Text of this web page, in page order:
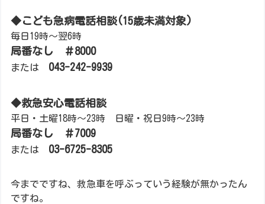
◆こども急病電話相談(15歳未満対象)
毎日19時～翌6時
局番なし ＃8000
または 043-242-9939
◆救急安心電話相談
平日・土曜18時～23時 日曜・祝日9時～23時
局番なし ＃7009
または 03-6725-8305
今までですね、救急車を呼ぶっていう経験が無かったん
ですね。